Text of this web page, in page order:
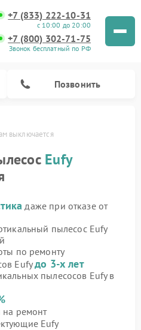
+7 (833) 222-10-31
с 10:00 до 20:00
+7 (800) 302-71-75
Звонок бесплатный по РФ
Позвонить
выключается
Eufy
даже при отказе от
пылесос Eufy
по ремонту
Eufyдо 3-х лет
пылесосов Eufy в
на ремонт
Eufy